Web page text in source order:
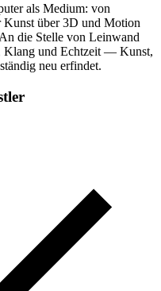
als Medium: von
Kunst über 3D und Motion
die Stelle von Leinwand
Klang und Echtzeit — Kunst,
neu erfindet.